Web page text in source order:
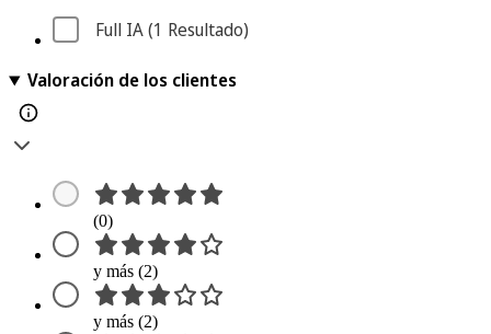
Full IA (1 Resultado)
Valoración de los clientes
(0)
y más (2)
y más (2)